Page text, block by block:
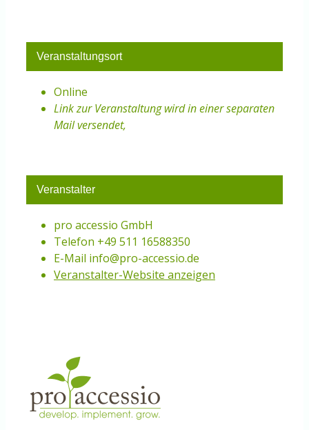
Veranstaltungsort
Online
Link zur Veranstaltung wird in einer separaten
Mail versendet,
Veranstalter
pro accessio GmbH
Telefon +49 511 16588350
E-Mail info@pro-accessio.de
Veranstalter-Website anzeigen